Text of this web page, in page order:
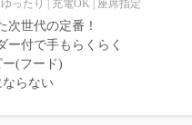
ゆったり 充電OK 座席指定
次世代の定番！
ー付で手もらくらく
(フード)
らない